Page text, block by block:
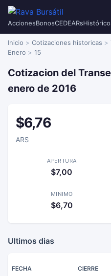
AccionesBonosCEDEARs
Inicio Cotizaciones historicas
Enero
15
Cotizacion del
enero de 2016
$6,76
ARS
APERTURA
$7,00
MINIMO
$6,70
Ultimos dias
FECHA CIERRE